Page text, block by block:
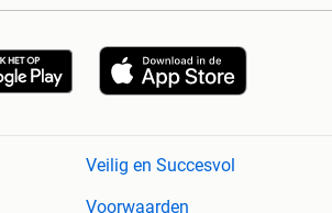
Veilig en Succesvol
Voorwaarden